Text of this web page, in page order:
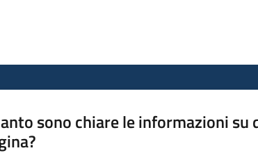
sono chiare le informazioni su